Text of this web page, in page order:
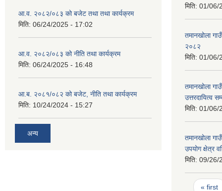
आ.व. २०८२/०८३ को बजेट तथा तथा कार्यक्रम
मिति: 06/24/2025 - 17:02
आ.व. २०८२/०८३ को नीति तथा कार्यक्रम
मिति: 06/24/2025 - 16:48
आ.ब. २०८१/०८२ को बजेट, नीति तथा कार्यक्रम
मिति: 10/24/2024 - 15:27
अन्य
मिति: 01/06/
तमानखोला
२०८२
मिति: 01/06/
तमानखोला
उत्तरदायित्व
मिति: 01/06/
तमानखोला
उपयोग क्षेत्र
मिति: 09/26/
Pages
« first